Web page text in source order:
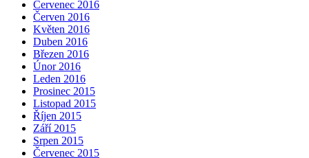
Červenec 2016
Červen 2016
Květen 2016
Duben 2016
Březen 2016
Únor 2016
Leden 2016
Prosinec 2015
Listopad 2015
Říjen 2015
Září 2015
Srpen 2015
Červenec 2015